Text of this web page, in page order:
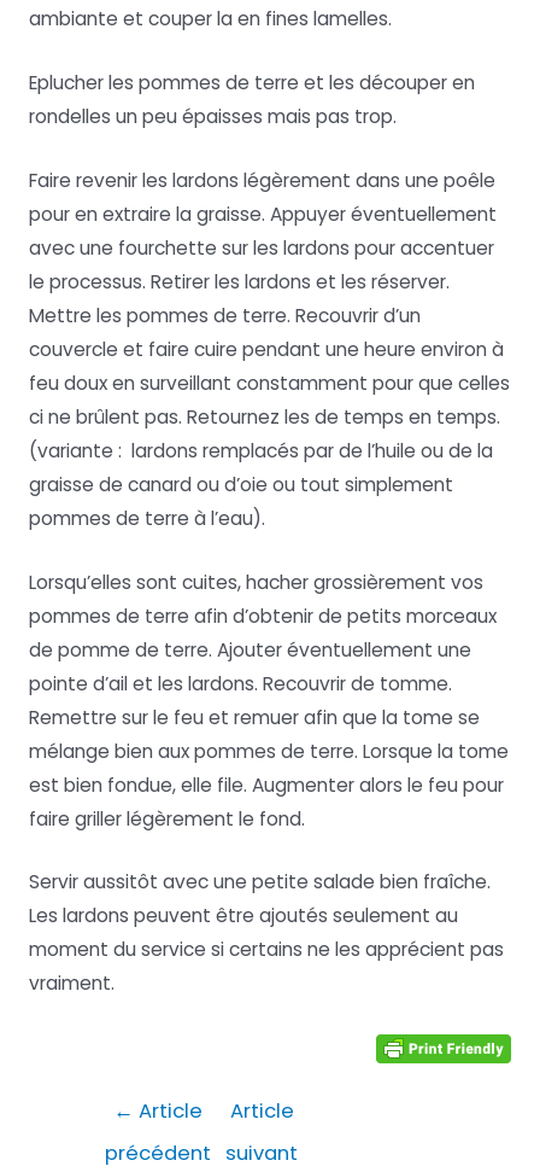
ambiante et couper la en fines lamelles.
Eplucher les pommes de terre et les découper en
rondelles un peu épaisses mais pas trop.
Faire revenir les lardons légèrement dans une poêle
pour en extraire la graisse. Appuyer éventuellement
avec une fourchette sur les lardons pour accentuer
le processus. Retirer les lardons et les réserver.
Mettre les pommes de terre. Recouvrir d’un
couvercle et faire cuire pendant une heure environ à
feu doux en surveillant constamment pour que celles
ci ne brûlent pas. Retournez les de temps en temps.
(variante : lardons remplacés par de l’huile ou de la
graisse de canard ou d’oie ou tout simplement
pommes de terre à l’eau).
Lorsqu’elles sont cuites, hacher grossièrement vos
pommes de terre afin d’obtenir de petits morceaux
de pomme de terre. Ajouter éventuellement une
pointe d’ail et les lardons. Recouvrir de tomme.
Remettre sur le feu et remuer afin que la tome se
mélange bien aux pommes de terre. Lorsque la tome
est bien fondue, elle file. Augmenter alors le feu pour
faire griller légèrement le fond.
Servir aussitôt avec une petite salade bien fraîche.
Les lardons peuvent être ajoutés seulement au
moment du service si certains ne les apprécient pas
vraiment.
Navigation
← Article
précédent
Article
suivant